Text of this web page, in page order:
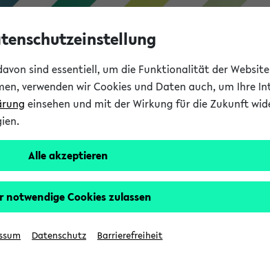
Ihnen erst nach einer Anmeldung am System zur
Bitte melden Sie sich an:
sind essentiell, um die Funktionalität der
verwenden wir Cookies und Daten auch, um Ihre
einsehen und mit der Wirkung für die Zukunft
Alle akzeptieren
notwendige Cookies zulassen
Datenschutz Barrierefreiheit